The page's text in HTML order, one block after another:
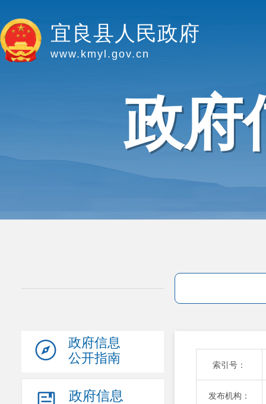
宜良县人民政府
www.kmyl.gov.cn
政府
政府信息
公开指南
政府信息
索引号：
发布机构：